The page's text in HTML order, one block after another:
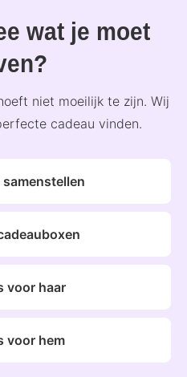
wat je moet
niet moeilijk te zijn. Wij
cadeau vinden.
voor haar
voor hem